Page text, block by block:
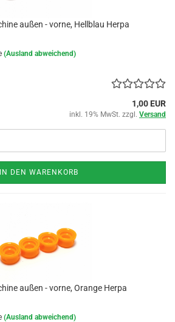
außen - vorne, Hellblau Herpa
(Ausland abweichend)
1,00 EUR
inkl. 19% MwSt. zzgl. Versand
IN DEN WARENKORB
außen - vorne, Orange Herpa
(Ausland abweichend)